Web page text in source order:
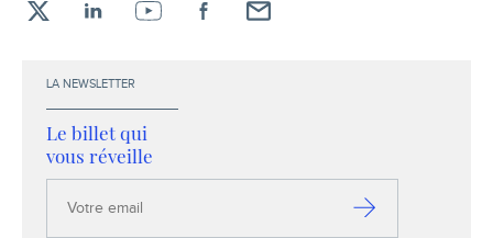
LA NEWSLETTER
Le billet qui
vous réveille
email
S’inscrire